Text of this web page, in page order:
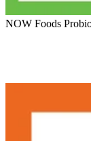
NOW Foods